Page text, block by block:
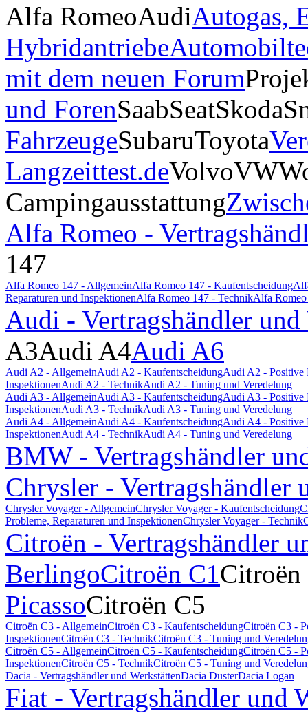
Alfa RomeoAudiAutogas,
Hybridantriebe
mit dem neuen Forum
und ForenSaabSeatSkoda
FahrzeugeSubaruToyota
Langzeittest.deVolvoVW
Campingausstattung
Alfa Romeo -
147
Alfa Romeo 147 - AllgemeinAlfa Romeo 147 - Kaufentscheidung
Reparaturen und InspektionenAlfa Romeo 147 - TechnikAlfa
Audi - Vertragshändler und
A3Audi A4Audi A6
Audi A2 - AllgemeinAudi A2 - KaufentscheidungAudi A2 - Positive
InspektionenAudi A2 - TechnikAudi A2 - Tuning und Veredelung
Audi A3 - AllgemeinAudi A3 - KaufentscheidungAudi A3 - Positive
InspektionenAudi A3 - TechnikAudi A3 - Tuning und Veredelung
Audi A4 - AllgemeinAudi A4 - KaufentscheidungAudi A4 - Positive
InspektionenAudi A4 - TechnikAudi A4 - Tuning und Veredelung
BMW - Vertragshändler
Chrysler - Vertragshändler
Chrysler Voyager - AllgemeinChrysler Voyager - Kaufentscheidung
Probleme, Reparaturen und InspektionenChrysler Voyager - Technik
Citroën - Vertragshändler
BerlingoCitroën C1Citroën
PicassoCitroën C5
Citroën C3 - AllgemeinCitroën C3 - KaufentscheidungCitroën C3 -
InspektionenCitroën C3 - TechnikCitroën C3 - Tuning und
Citroën C5 - AllgemeinCitroën C5 - KaufentscheidungCitroën C5 -
InspektionenCitroën C5 - TechnikCitroën C5 - Tuning und
Dacia - Vertragshändler und WerkstättenDacia DusterDacia Logan
Fiat - Vertragshändler und